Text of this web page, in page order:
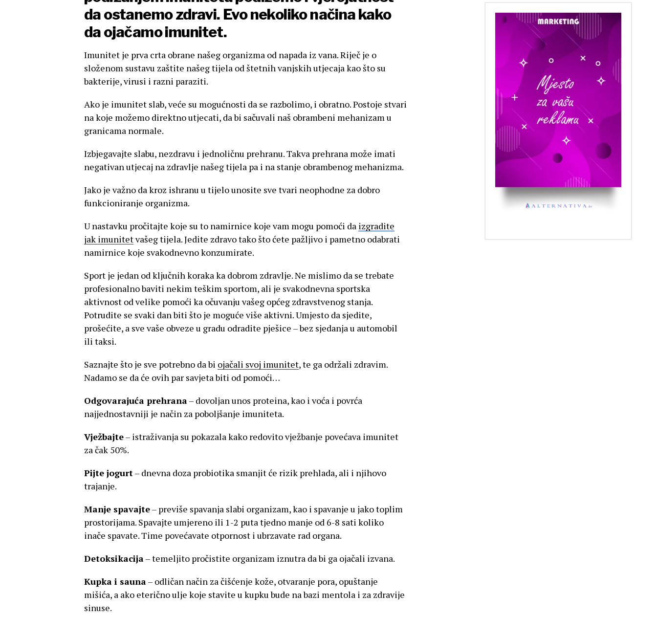
da ostanemo zdravi. Evo nekoliko načina kako
da ojačamo imunitet.
Imunitet je prva crta obrane našeg organizma od napada iz vana. Riječ je o
složenom sustavu zaštite našeg tijela od štetnih vanjskih utjecaja kao što su
bakterije, virusi i razni paraziti.
Ako je imunitet slab, veće su mogućnosti da se razbolimo, i obratno. Postoje stvari
na koje možemo direktno utjecati, da bi sačuvali naš obrambeni mehanizam u
granicama normale.
Izbjegavajte slabu, nezdravu i jednoličnu prehranu. Takva prehrana može imati
negativan utjecaj na zdravlje našeg tijela pa i na stanje obrambenog mehanizma.
Jako je važno da kroz ishranu u tijelo unosite sve tvari neophodne za dobro
funkcioniranje organizma.
U nastavku pročitajte koje su to namirnice koje vam mogu pomoći da izgradite
jak imunitetvašeg tijela. Jedite zdravo tako što ćete pažljivo i pametno odabrati
namirnice koje svakodnevno konzumirate.
Sport je jedan od ključnih koraka ka dobrom zdravlje. Ne mislimo da se trebate
profesionalno baviti nekim teškim sportom, ali je svakodnevna sportska
aktivnost od velike pomoći ka očuvanju vašeg općeg zdravstvenog stanja.
Potrudite se svaki dan biti što je moguće više aktivni. Umjesto da sjedite,
prošećite, a sve vaše obveze u gradu odradite pješice – bez sjedanja u automobil
ili taksi.
Saznajte što je sve potrebno da bi ojačali svoj imunitet, te ga održali zdravim.
Nadamo se da će ovih par savjeta biti od pomoći…
Odgovarajuća prehrana– dovoljan unos proteina, kao i voća i povrća
najjednostavniji je način za poboljšanje imuniteta.
Vježbajte– istraživanja su pokazala kako redovito vježbanje povećava imunitet
za čak 50%.
Pijte jogurt– dnevna doza probiotika smanjit će rizik prehlada, ali i njihovo
trajanje.
Manje spavajte– previše spavanja slabi organizam, kao i spavanje u jako toplim
prostorijama. Spavajte umjereno ili 1-2 puta tjedno manje od 6-8 sati koliko
inače spavate. Time povećavate otpornost i ubrzavate rad organa.
Detoksikacija– temeljito pročistite organizam iznutra da bi ga ojačali izvana.
Kupka i sauna– odličan način za čišćenje kože, otvaranje pora, opuštanje
mišića, a ako eterično ulje koje stavite u kupku bude na bazi mentola i za zdravije
sinuse.